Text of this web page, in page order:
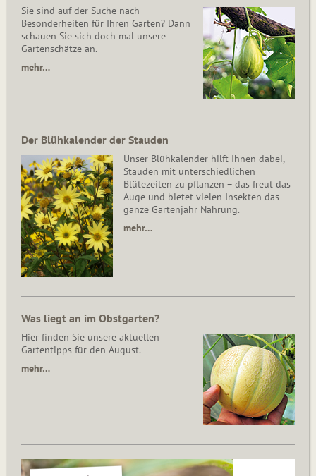
Sie sind auf der Suche nach
Besonderheiten für Ihren Garten? Dann
schauen Sie sich doch mal unsere
Gartenschätze an.
mehr…
Der Blühkalender der Stauden
Unser Blühkalender hilft Ihnen dabei,
Stauden mit unterschiedlichen
Blütezeiten zu pflanzen – das freut das
Auge und bietet vielen Insekten das
ganze Gartenjahr Nahrung.
mehr…
Was liegt an im Obstgarten?
Hier finden Sie unsere aktuellen
Gartentipps für den August.
mehr…